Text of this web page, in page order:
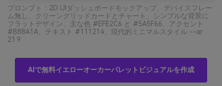
プロンプト：2D UIダッシュボードモックアップ、デバイスフレー
ム無し、クリーングリッドカードとチャート、シンプルな背景に
フラットデザイン、主な色 #EFE2C6 と #5A5F66、アクセント
#B88A1A、テキスト #111214、現代的ミニマルスタイル --ar
21:9
AIで無料イエローオーカーパレットビジュアルを作成